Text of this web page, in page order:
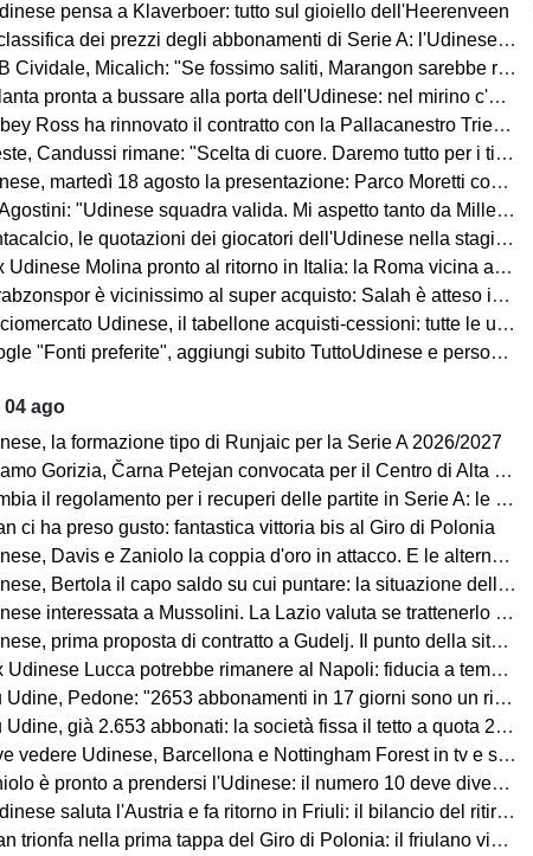
pensa a Klaverboer: tutto sul gioiello dell'Heerenveen
dei prezzi degli abbonamenti di Serie A: l'Udinese vanta un primato
Micalich: "Se fossimo saliti, Marangon sarebbe rimasto e avrei fatto giocare gli italiani"
pronta a bussare alla porta dell'Udinese: nel mirino c'è Kristensen
Ross ha rinnovato il contratto con la Pallacanestro Trieste
Candussi rimane: "Scelta di cuore. Daremo tutto per i tifosi"
martedì 18 agosto la presentazione: Parco Moretti come location
"Udinese squadra valida. Mi aspetto tanto da Miller e Ekkelenkamp "
le quotazioni dei giocatori dell'Udinese nella stagione 2026/27
Udinese Molina pronto al ritorno in Italia: la Roma vicina all'acquisto
è vicinissimo al super acquisto: Salah è atteso in Turchia
Udinese, il tabellone acquisti-cessioni: tutte le ufficialità
"Fonti preferite", aggiungi subito TuttoUdinese e personalizza le tue notizie
04 ago
la formazione tipo di Runjaic per la Serie A 2026/2027
Gorizia, Čarna Petejan convocata per il Centro di Alta Specializzazione del Comitato Regionale Fvg
il regolamento per i recuperi delle partite in Serie A: le novità
ci ha preso gusto: fantastica vittoria bis al Giro di Polonia
Davis e Zaniolo la coppia d'oro in attacco. E le alternative?
Bertola il capo saldo su cui puntare: la situazione della difesa
interessata a Mussolini. La Lazio valuta se trattenerlo o cederlo
prima proposta di contratto a Gudelj. Il punto della situazione
Udinese Lucca potrebbe rimanere al Napoli: fiducia a tempo della società
Pedone: "2653 abbonamenti in 17 giorni sono un risultato straordinario"
già 2.653 abbonati: la società fissa il tetto a quota 2.800 per garantire posti anche ai tifosi non abbonati
vedere Udinese, Barcellona e Nottingham Forest in tv e streaming | FVG Cup
è pronto a prendersi l'Udinese: il numero 10 deve diventare anche leader e trascinatore
saluta l'Austria e fa ritorno in Friuli: il bilancio del ritiro di Lienz
trionfa nella prima tappa del Giro di Polonia: il friulano vince in volata